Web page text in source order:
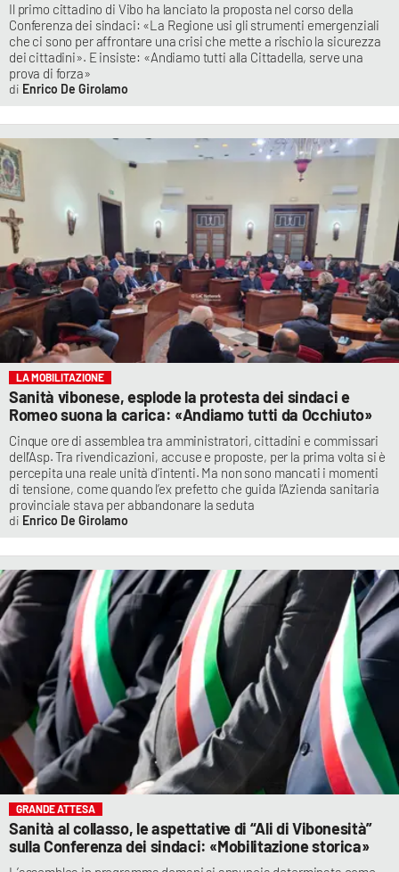
Il primo cittadino di Vibo ha lanciato la proposta nel corso della
Conferenza dei sindaci: «La Regione usi gli strumenti emergenziali
che ci sono per affrontare una crisi che mette a rischio la sicurezza
dei cittadini». E insiste: «Andiamo tutti alla Cittadella, serve una
prova di forza»
Enrico De Girolamo
LA MOBILITAZIONE
Sanità vibonese, esplode la protesta dei sindaci e
Romeo suona la carica: «Andiamo tutti da Occhiuto»
Cinque ore di assemblea tra amministratori, cittadini e commissari
dell’Asp. Tra rivendicazioni, accuse e proposte, per la prima volta si è
percepita una reale unità d’intenti. Ma non sono mancati i momenti
di tensione, come quando l’ex prefetto che guida l’Azienda sanitaria
provinciale stava per abbandonare la seduta
Enrico De Girolamo
GRANDE ATTESA
Sanità al collasso, le aspettative di “Ali di Vibonesità”
sulla Conferenza dei sindaci: «Mobilitazione storica»